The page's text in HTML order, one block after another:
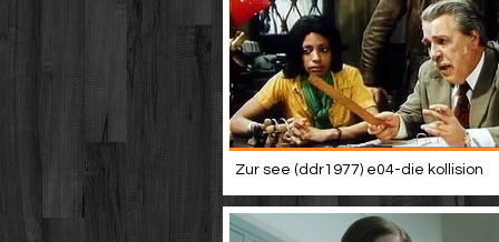
Zur see (ddr1977) e04-die kollision